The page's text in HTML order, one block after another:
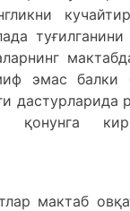
эмас балки
дастурларида
қонунга
мактаб